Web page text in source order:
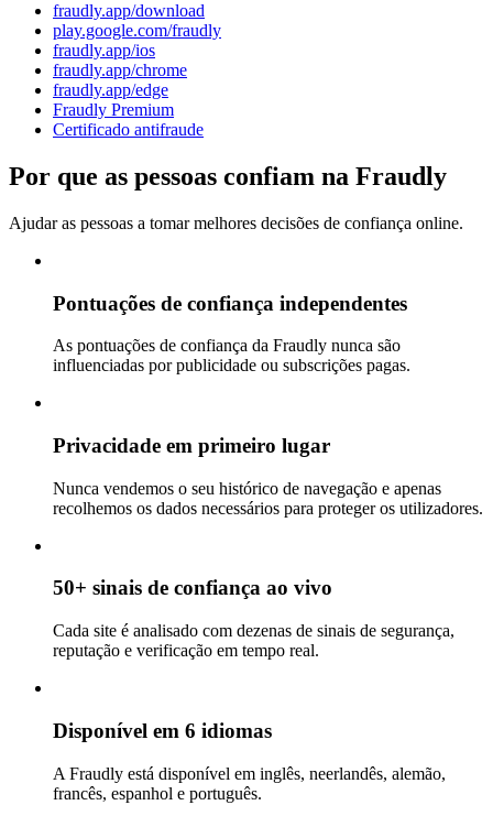
fraudly.app/download
play.google.com/fraudly
fraudly.app/ios
fraudly.app/chrome
fraudly.app/edge
Fraudly Premium
Certificado antifraude
Por que as pessoas confiam na Fraudly
Ajudar as pessoas a tomar melhores decisões de confiança online.
Pontuações de confiança independentes
As pontuações de confiança da Fraudly nunca são
influenciadas por publicidade ou subscrições pagas.
Privacidade em primeiro lugar
Nunca vendemos o seu histórico de navegação e apenas
recolhemos os dados necessários para proteger os utilizadores.
50+ sinais de confiança ao vivo
Cada site é analisado com dezenas de sinais de segurança,
reputação e verificação em tempo real.
Disponível em 6 idiomas
A Fraudly está disponível em inglês, neerlandês, alemão,
francês, espanhol e português.